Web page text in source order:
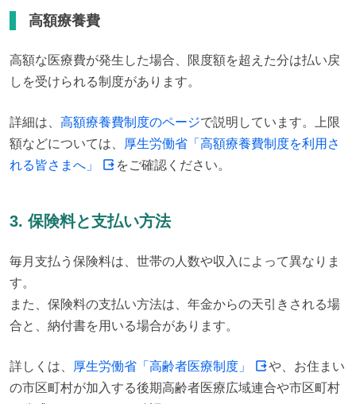
高額療養費
高額な医療費が発生した場合、限度額を超えた分は払い戻
しを受けられる制度があります。
詳細は、 高額療養費制度のページで説明しています。上限
額などについては、
厚生労働省「高額療養費制度を利用さ
れる皆さまへ」
をご確認ください。
3. 保険料と支払い方法
毎月支払う保険料は、世帯の人数や収入によって異なりま
す。
また、保険料の支払い方法は、年金からの天引きされる場
合と、納付書を用いる場合があります。
詳しくは、 厚生労働省「高齢者医療制度」
や、お住まい
の市区町村が加入する後期高齢者医療広域連合や市区町村